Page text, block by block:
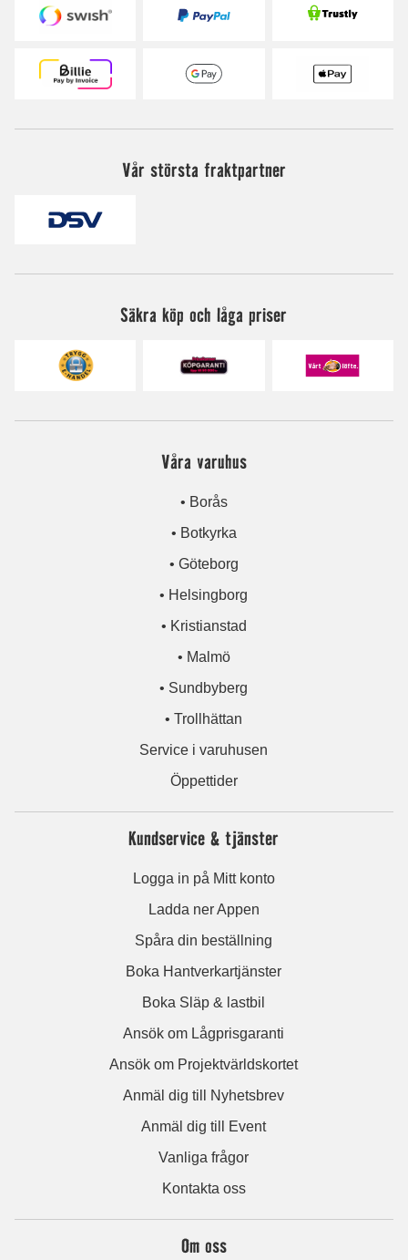
Vår största fraktpartner
Säkra köp och låga priser
Våra varuhus
• Borås
• Botkyrka
• Göteborg
• Helsingborg
• Kristianstad
• Malmö
• Sundbyberg
• Trollhättan
Service i varuhusen
Öppettider
Kundservice & tjänster
Logga in på Mitt konto
Ladda ner Appen
Spåra din beställning
Boka Hantverkartjänster
Boka Släp & lastbil
Ansök om Lågprisgaranti
Ansök om Projektvärldskortet
Anmäl dig till Nyhetsbrev
Anmäl dig till Event
Vanliga frågor
Kontakta oss
Om oss